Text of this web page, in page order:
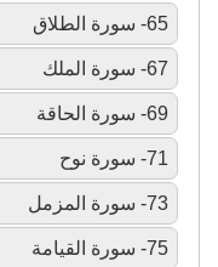
65- سورة الطلاق
67- سورة الملك
69- سورة الحاقة
71- سورة نوح
73- سورة المزمل
75- سورة القيامة